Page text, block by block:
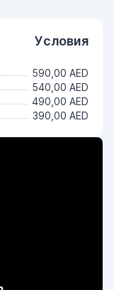
Условия
590,00 AED
540,00 AED
490,00 AED
390,00 AED